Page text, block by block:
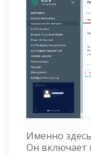
Именно
Он включает